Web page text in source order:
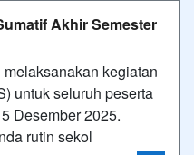
Akhir Semester
kegiatan
untuk seluruh peserta
Desember 2025.
rutin sekol